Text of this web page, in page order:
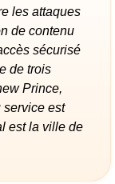
les attaques
de contenu
sécurisé
de trois
Prince,
service est
est la ville de